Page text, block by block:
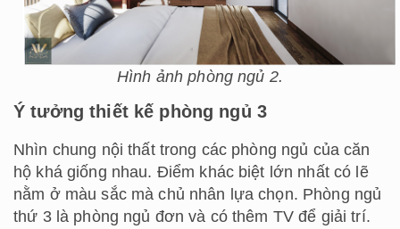
Hình ảnh phòng ngủ 2.
Ý tưởng thiết kế phòng ngủ 3
Nhìn chung nội thất trong các phòng ngủ của căn
hộ khá giống nhau. Điểm khác biệt lớn nhất có lẽ
nằm ở màu sắc mà chủ nhân lựa chọn. Phòng ngủ
thứ 3 là phòng ngủ đơn và có thêm TV để giải trí.